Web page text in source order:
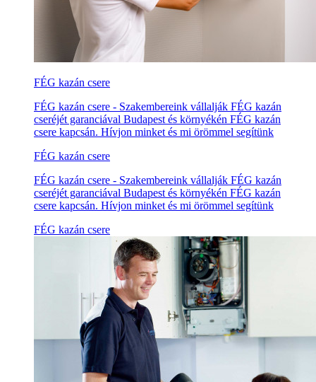
FÉG kazán csere
FÉG kazán csere - Szakembereink vállalják FÉG kazán
cseréjét garanciával Budapest és környékén FÉG kazán
csere kapcsán. Hívjon minket és mi örömmel segítünk
FÉG kazán csere
FÉG kazán csere - Szakembereink vállalják FÉG kazán
cseréjét garanciával Budapest és környékén FÉG kazán
csere kapcsán. Hívjon minket és mi örömmel segítünk
FÉG kazán csere